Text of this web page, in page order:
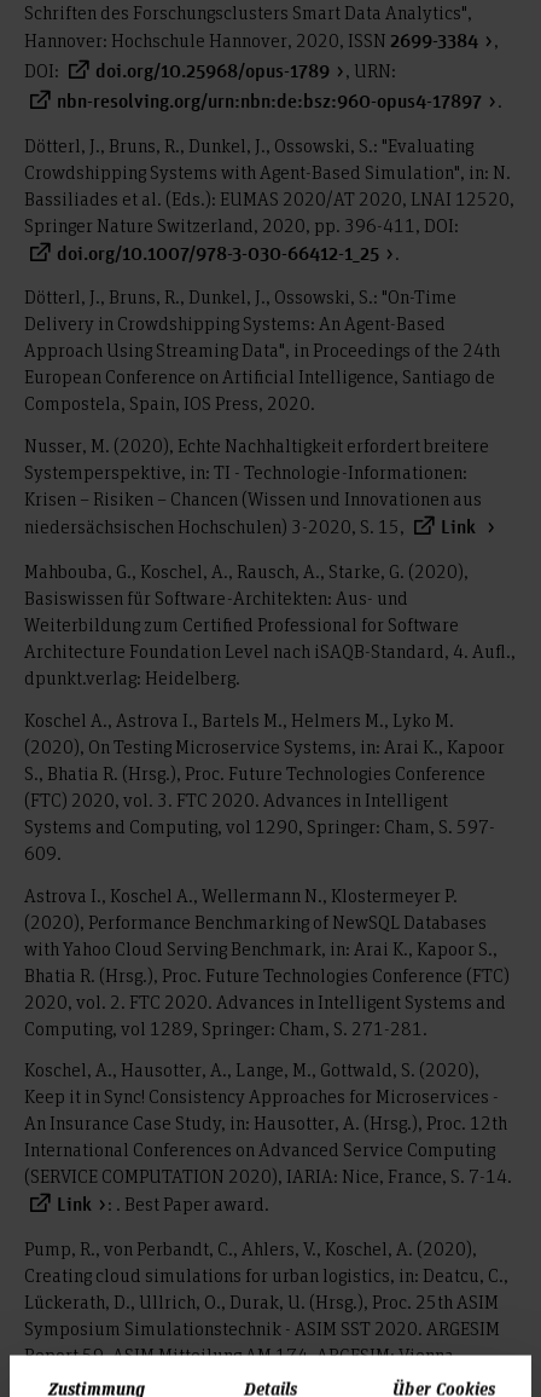
Zustimmung Details Über Cookies
Schriften des Forschungsclusters Smart Data Analytics",
Hannover: Hochschule Hannover, 2020, ISSN 2699-3384
,
DOI:
doi.org/10.25968/opus-1789 , URN:
nbn-resolving.org/urn:nbn:de:bsz:960-opus4-17897
.
Dötterl, J., Bruns, R., Dunkel, J., Ossowski, S.: "Evaluating
Crowdshipping Systems with Agent-Based Simulation", in: N.
Bassiliades et al. (Eds.): EUMAS 2020/AT 2020, LNAI 12520,
Springer Nature Switzerland, 2020, pp. 396-411, DOI:
doi.org/10.1007/978-3-030-66412-1_25
.
Dötterl, J., Bruns, R., Dunkel, J., Ossowski, S.: "On-Time
Delivery in Crowdshipping Systems: An Agent-Based
Approach Using Streaming Data", in Proceedings of the 24th
European Conference on Artificial Intelligence, Santiago de
Compostela, Spain, IOS Press, 2020.
Nusser, M. (2020), Echte Nachhaltigkeit erfordert breitere
Systemperspektive, in: TI - Technologie-Informationen:
Krisen – Risiken – Chancen (Wissen und Innovationen aus
niedersächsischen Hochschulen) 3-2020, S. 15,
Link
Mahbouba, G., Koschel, A., Rausch, A., Starke, G. (2020),
Basiswissen für Software-Architekten: Aus- und
Weiterbildung zum Certified Professional for Software
Architecture Foundation Level nach iSAQB-Standard, 4. Aufl.,
dpunkt.verlag: Heidelberg.
Koschel A., Astrova I., Bartels M., Helmers M., Lyko M.
(2020), On Testing Microservice Systems, in: Arai K., Kapoor
S., Bhatia R. (Hrsg.), Proc. Future Technologies Conference
(FTC) 2020, vol. 3. FTC 2020. Advances in Intelligent
Systems and Computing, vol 1290, Springer: Cham, S. 597-
609.
Astrova I., Koschel A., Wellermann N., Klostermeyer P.
(2020), Performance Benchmarking of NewSQL Databases
with Yahoo Cloud Serving Benchmark, in: Arai K., Kapoor S.,
Bhatia R. (Hrsg.), Proc. Future Technologies Conference (FTC)
2020, vol. 2. FTC 2020. Advances in Intelligent Systems and
Computing, vol 1289, Springer: Cham, S. 271-281.
Koschel, A., Hausotter, A., Lange, M., Gottwald, S. (2020),
Keep it in Sync! Consistency Approaches for Microservices -
An Insurance Case Study, in: Hausotter, A. (Hrsg.), Proc. 12th
International Conferences on Advanced Service Computing
(SERVICE COMPUTATION 2020), IARIA: Nice, France, S. 7-14.
Link
: . Best Paper award.
Pump, R., von Perbandt, C., Ahlers, V., Koschel, A. (2020),
Creating cloud simulations for urban logistics, in: Deatcu, C.,
Lückerath, D., Ullrich, O., Durak, U. (Hrsg.), Proc. 25th ASIM
Symposium Simulationstechnik - ASIM SST 2020. ARGESIM
Report 59, ASIM Mitteilung AM 174, ARGESIM: Vienna,
Austria, S. 427–432.